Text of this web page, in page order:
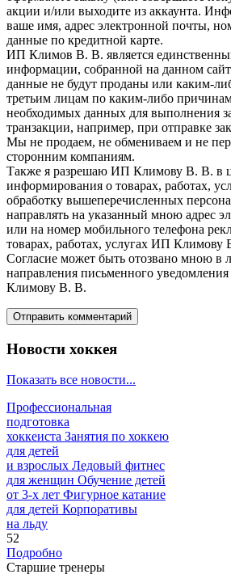
акции и/или выходите из аккаунта.
ваше имя, адрес электронной почты,
данные по кредитной карте.
ИП Климов В. В. является
информации, собранной на данном
данные не будут проданы или каким-
третьим лицам по каким-либо
необходимых данных для выполнения
транзакции, например, при отправке
Мы не продаем, не обмениваем и не
сторонним компаниям.
Также я разрешаю ИП Климову В. В. в
информирования о товарах, работах,
обработку вышеперечисленных
направлять на указанный мною адрес
или на номер мобильного телефона
товарах, работах, услугах ИП Климову
Согласие может быть отозвано мною в
направления письменного
Климову В. В.
Новости хоккея
Показать все новости...
Профессиональная
подготовка
хоккеиста Занятия по хоккею
для детей
и взрослых Ледовый фитнес
для женщин Обучение детей
от 3-х лет Фигурное катание
для детей Корпоративы
на льду
52
Подробно
Старшие тренеры